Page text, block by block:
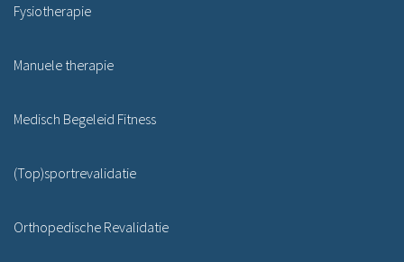
Fysiotherapie
Manuele therapie
Medisch Begeleid Fitness
(Top)sportrevalidatie
Orthopedische Revalidatie